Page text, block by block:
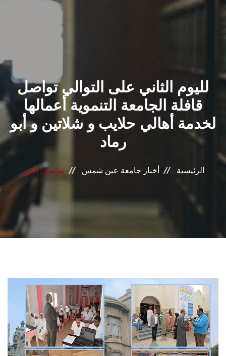
القطاعـات
الشئون الأكاديمية
البحث العلمي
الرعاية الصحية
المراكز والوحدات
الأنظمة الذكية
الإعلام
الطلاب
هيئة التدريس
الدراسات العليا
لليوم الثاني على التوالي تواصل
قافلة الجامعة التنموية أعمالها
لخدمة أهالي حلايب و شلاتين و أبو
رماد
الرئيسية أخبار جامعة عين شمس تفاصيل الخبر